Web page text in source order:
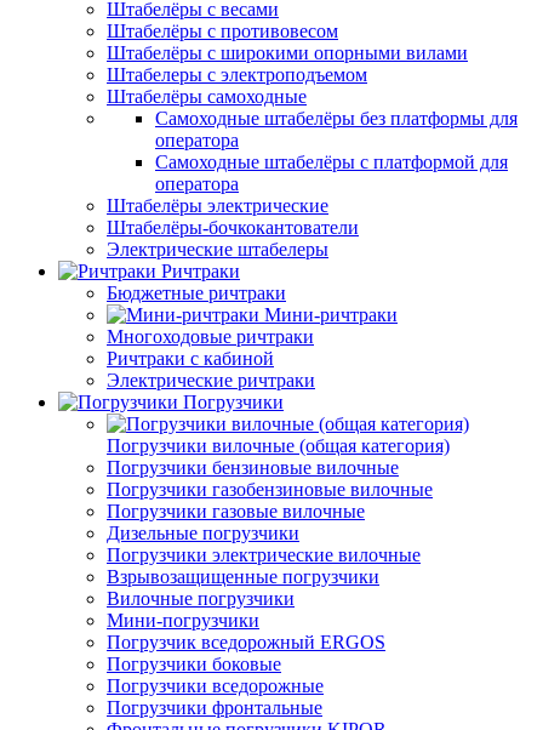
Штабелёры с весами
Штабелёры с противовесом
Штабелёры с широкими опорными вилами
Штабелеры с электроподъемом
Штабелёры самоходные
Самоходные штабелёры без платформы для
оператора
Самоходные штабелёры с платформой для
оператора
Штабелёры электрические
Штабелёры-бочкокантователи
Электрические штабелеры
Ричтраки
Бюджетные ричтраки
Мини-ричтраки
Многоходовые ричтраки
Ричтраки с кабиной
Электрические ричтраки
Погрузчики
Погрузчики вилочные (общая категория)
Погрузчики бензиновые вилочные
Погрузчики газобензиновые вилочные
Погрузчики газовые вилочные
Дизельные погрузчики
Погрузчики электрические вилочные
Взрывозащищенные погрузчики
Вилочные погрузчики
Мини-погрузчики
Погрузчик вседорожный ERGOS
Погрузчики боковые
Погрузчики вседорожные
Погрузчики фронтальные